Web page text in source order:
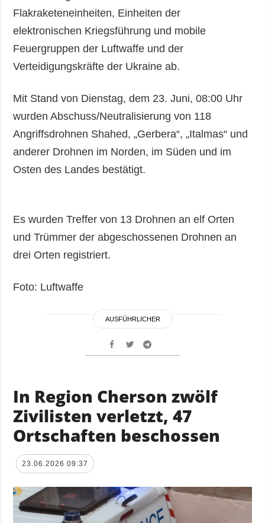
Flakraketeneinheiten, Einheiten der
elektronischen Kriegsführung und mobile
Feuergruppen der Luftwaffe und der
Verteidigungskräfte der Ukraine ab.
Mit Stand von Dienstag, dem 23. Juni, 08:00 Uhr
wurden Abschuss/Neutralisierung von 118
Angriffsdrohnen Shahed, „Gerbera“, „Italmas“ und
anderer Drohnen im Norden, im Süden und im
Osten des Landes bestätigt.
Es wurden Treffer von 13 Drohnen an elf Orten
und Trümmer der abgeschossenen Drohnen an
drei Orten registriert.
Foto: Luftwaffe
AUSFÜHRLICHER
In Region Cherson zwölf
Zivilisten verletzt, 47
Ortschaften beschossen
23.06.2026 09:37